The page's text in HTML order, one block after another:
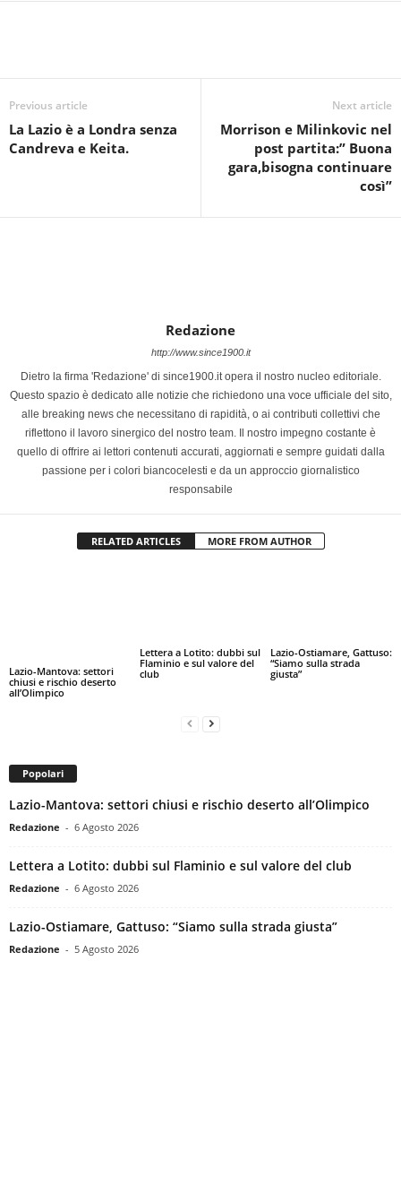
Previous article
La Lazio è a Londra senza
Candreva e Keita.
Next article
Morrison e Milinkovic nel
post partita:” Buona
gara,bisogna continuare
così”
Redazione
http://www.since1900.it
Dietro la firma 'Redazione' di since1900.it opera il nostro nucleo editoriale.
Questo spazio è dedicato alle notizie che richiedono una voce ufficiale del sito,
alle breaking news che necessitano di rapidità, o ai contributi collettivi che
riflettono il lavoro sinergico del nostro team. Il nostro impegno costante è
quello di offrire ai lettori contenuti accurati, aggiornati e sempre guidati dalla
passione per i colori biancocelesti e da un approccio giornalistico
responsabile
RELATED ARTICLES MORE FROM AUTHOR
Lazio-Mantova: settori
chiusi e rischio deserto
all’Olimpico
Lettera a Lotito: dubbi sul
Flaminio e sul valore del
club
Lazio-Ostiamare, Gattuso:
“Siamo sulla strada
giusta”
Popolari
Lazio-Mantova: settori chiusi e rischio deserto all’Olimpico
Redazione - 6 Agosto 2026
Lettera a Lotito: dubbi sul Flaminio e sul valore del club
Redazione - 6 Agosto 2026
Lazio-Ostiamare, Gattuso: “Siamo sulla strada giusta”
Redazione - 5 Agosto 2026